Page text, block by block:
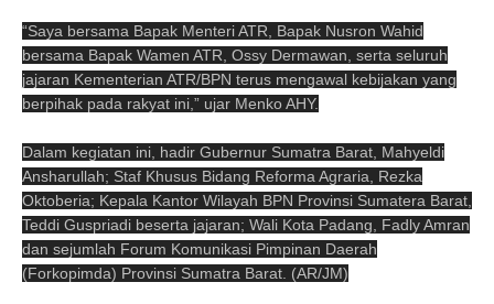
“Saya bersama Bapak Menteri ATR, Bapak Nusron Wahid
bersama Bapak Wamen ATR, Ossy Dermawan, serta seluruh
jajaran Kementerian ATR/BPN terus mengawal kebijakan yang
berpihak pada rakyat ini,” ujar Menko AHY.
Dalam kegiatan ini, hadir Gubernur Sumatra Barat, Mahyeldi
Ansharullah; Staf Khusus Bidang Reforma Agraria, Rezka
Oktoberia; Kepala Kantor Wilayah BPN Provinsi Sumatera Barat,
Teddi Guspriadi beserta jajaran; Wali Kota Padang, Fadly Amran
dan sejumlah Forum Komunikasi Pimpinan Daerah
(Forkopimda) Provinsi Sumatra Barat. (AR/JM)